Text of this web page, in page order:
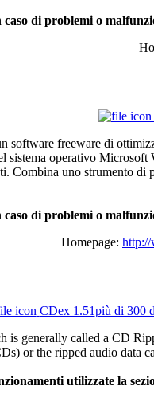
caso di problemi o
software freeware di
sistema operativo Microsoft
. Combina uno strumento di
caso di problemio
Homepage:
CDex 1.51più di 300
generally called a CD
or the ripped audio data
utilizzate la